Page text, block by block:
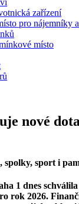
zařízení
pro nájemníky
místo
nové
spolky, sport i
1 dnes
rok 2026.